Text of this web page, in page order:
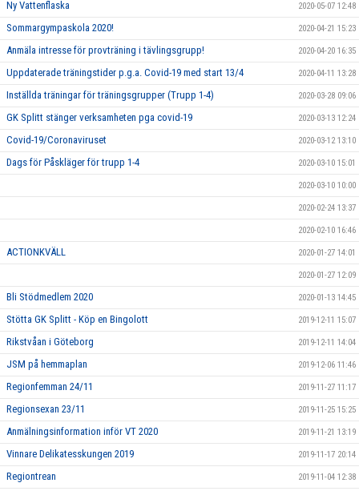
Ny Vattenflaska 2020-05-07 12:48
Sommargympaskola 2020! 2020-04-21 15:23
Anmäla intresse för provträning i tävlingsgrupp! 2020-04-20 16:35
Uppdaterade träningstider p.g.a. Covid-19 med start 13/4 2020-04-11 13:28
Inställda träningar för träningsgrupper (Trupp 1-4) 2020-03-28 09:06
GK Splitt stänger verksamheten pga covid-19 2020-03-13 12:24
Covid-19/Coronaviruset 2020-03-12 13:10
Dags för Påskläger för trupp 1-4 2020-03-10 15:01
2020-03-10 10:00
2020-02-24 13:37
2020-02-10 16:46
ACTIONKVÄLL 2020-01-27 14:01
2020-01-27 12:09
Bli Stödmedlem 2020 2020-01-13 14:45
Stötta GK Splitt - Köp en Bingolott 2019-12-11 15:07
Rikstvåan i Göteborg 2019-12-11 14:04
JSM på hemmaplan 2019-12-06 11:46
Regionfemman 24/11 2019-11-27 11:17
Regionsexan 23/11 2019-11-25 15:25
Anmälningsinformation inför VT 2020 2019-11-21 13:19
Vinnare Delikatesskungen 2019 2019-11-17 20:14
Regiontrean 2019-11-04 12:38